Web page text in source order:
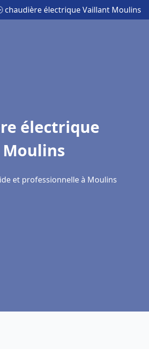
chaudière électrique Vaillant Moulins
électrique
et professionnelle à Moulins